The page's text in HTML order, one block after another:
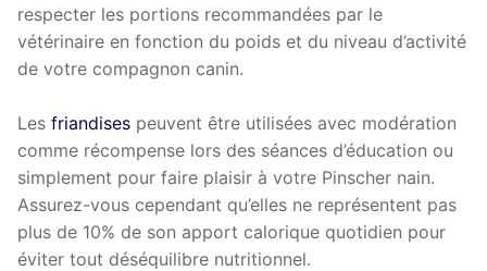
respecter les portions recommandées par le
vétérinaire en fonction du poids et du niveau d’activité
de votre compagnon canin.
Les friandises peuvent être utilisées avec modération
comme récompense lors des séances d’éducation ou
simplement pour faire plaisir à votre Pinscher nain.
Assurez-vous cependant qu’elles ne représentent pas
plus de 10% de son apport calorique quotidien pour
éviter tout déséquilibre nutritionnel.